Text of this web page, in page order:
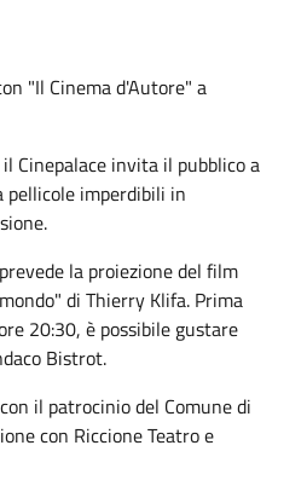
"Il Cinema d'Autore" a
Cinepalace invita il pubblico a
pellicole imperdibili in
.
la proiezione del film
di Thierry Klifa. Prima
20:30, è possibile gustare
Bistrot.
il patrocinio del Comune di
con Riccione Teatro e